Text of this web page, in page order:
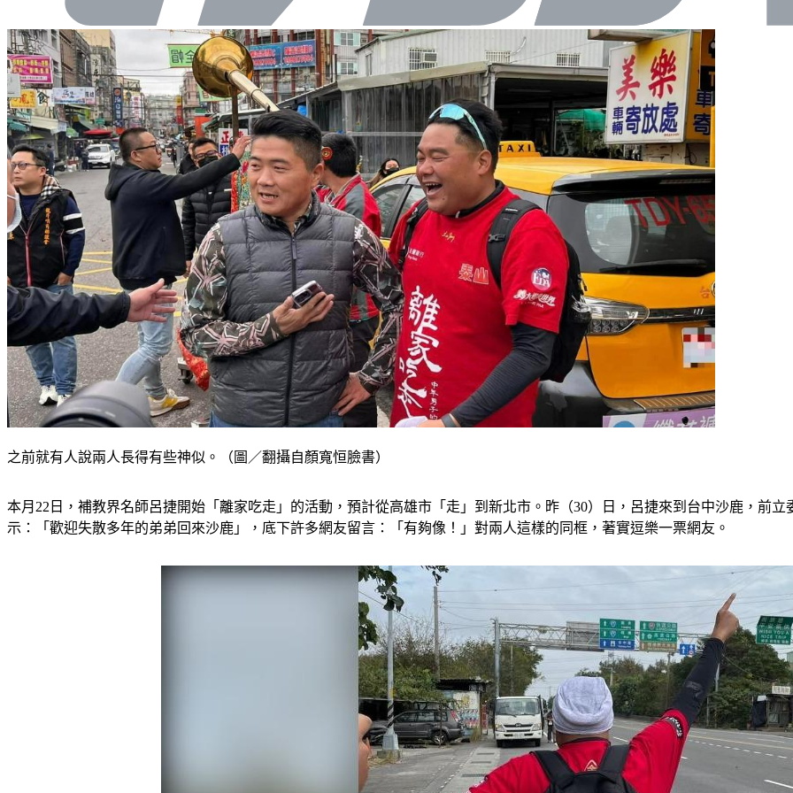
之前就有人說兩人長得有些神似。（圖／翻攝自顏寬恒臉書）
本月22日，補教界名師呂捷開始「離家吃走」的活動，預計從高雄市「走」到新北市。昨（30）日，呂捷來到台中沙鹿，前
示：「歡迎失散多年的弟弟回來沙鹿」，底下許多網友留言：「有夠像！」對兩人這樣的同框，著實逗樂一票網友。